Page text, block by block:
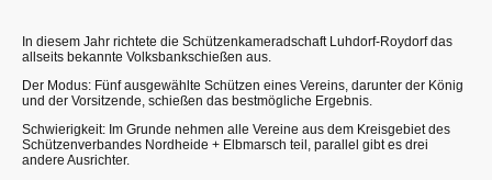
In diesem Jahr richtete die Schützenkameradschaft Luhdorf-Roydorf das
allseits bekannte Volksbankschießen aus.
Der Modus: Fünf ausgewählte Schützen eines Vereins, darunter der König
und der Vorsitzende, schießen das bestmögliche Ergebnis.
Schwierigkeit: Im Grunde nehmen alle Vereine aus dem Kreisgebiet des
Schützenverbandes Nordheide + Elbmarsch teil, parallel gibt es drei
andere Ausrichter.